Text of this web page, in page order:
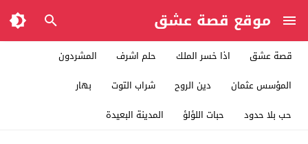
موقع قصة عشق
قصة عشق اذا خسر الملك حلم اشرف
المشردون
المؤسس عثمان
دين الروح شراب التوت
بهار
حب بلا حدود
حبات اللؤلؤ المدينة البعيدة